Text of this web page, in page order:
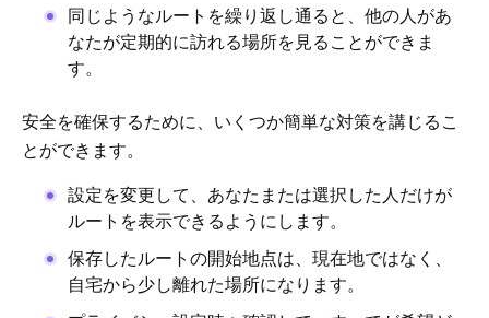
同じようなルートを繰り返し通ると、他の人があ
なたが定期的に訪れる場所を見ることができま
す。
安全を確保するために、いくつか簡単な対策を講じるこ
とができます。
設定を変更して、あなたまたは選択した人だけが
ルートを表示できるようにします。
保存したルートの開始地点は、現在地ではなく、
自宅から少し離れた場所になります。